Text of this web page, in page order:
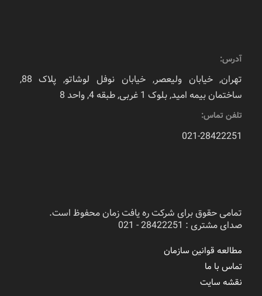
آدرس:
تهران, خیابان ولیعصر, خیابان نوفل لوشاتو, پلاک 88,
ساختمان بیمه امید, بلوک 1 غربی, طبقه 4, واحد 8
تلفن تماس:
021-28422251
تمامی حقوق برای شرکت ره یافت زمان محفوظ است.
صدای مشتری : 28422251 - 021
مطالعه قوانین سازمان
تماس با ما
نقشه سایت